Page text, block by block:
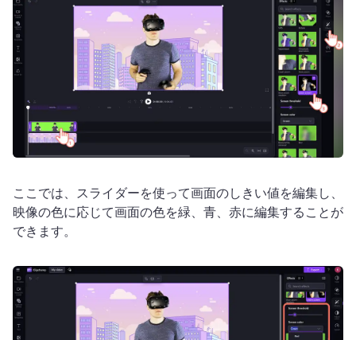
ここでは、スライダーを使って画面のしきい値を編集し、
映像の色に応じて画面の色を緑、青、赤に編集することが
できます。